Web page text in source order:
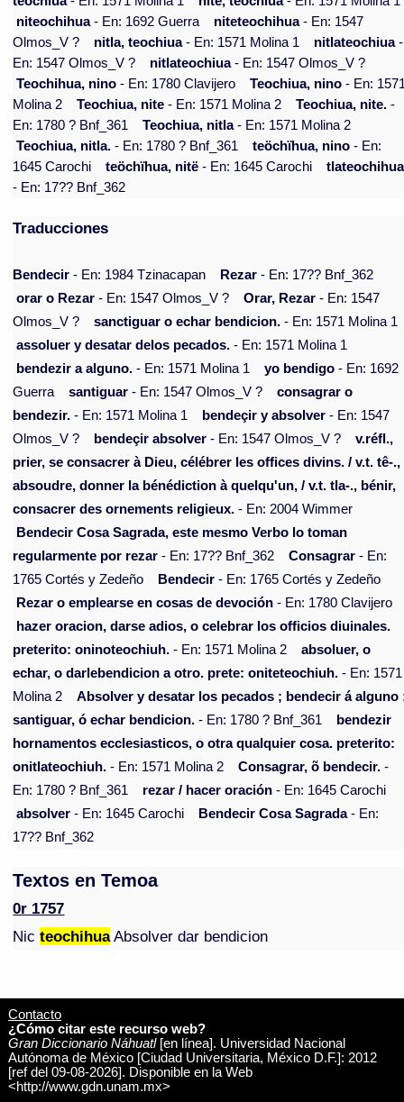
niteochihua- En: 1692 Guerra niteteochihua- En: 1547
Olmos_V ?
nitla, teochiua- En: 1571 Molina 1 nitlateochiua-
En: 1547 Olmos_V ?
nitlateochiua- En: 1547 Olmos_V ?
Teochihua, nino - En: 1780 Clavijero Teochiua, nino - En:
Molina 2
Teochiua, nite - En: 1571 Molina 2 Teochiua, nite. -
En: 1780 ? Bnf_361
Teochiua, nitla- En: 1571 Molina 2
Teochiua, nitla. - En: 1780 ? Bnf_361 teöchïhua, nino - En:
1645 Carochi
teöchïhua, nitë - En: 1645 Carochi
tlateochihua
- En: 17?? Bnf_362
Traducciones
Bendecir - En: 1984 Tzinacapan Rezar - En: 17?? Bnf_362
orar o Rezar - En: 1547 Olmos_V ? Orar, Rezar - En: 1547
Olmos_V ?
sanctiguar o echar bendicion. - En: 1571 Molina 1
assoluer y desatar delos pecados. - En: 1571 Molina 1
bendezir a alguno. - En: 1571 Molina 1 yo bendigo - En: 1692
Guerra
santiguar - En: 1547 Olmos_V ?
consagrar o
bendezir. - En: 1571 Molina 1 bendeçir y absolver - En: 1547
Olmos_V ?
bendeçir absolver - En: 1547 Olmos_V ?
v.réfl.,
prier, se consacrer à Dieu, célébrer les offices divins. / v.t. tê-.,
absoudre, donner la bénédiction à quelqu'un, / v.t. tla-., bénir,
consacrer des ornements religieux. - En: 2004 Wimmer
Bendecir Cosa Sagrada, este mesmo Verbo lo toman
regularmente por rezar - En: 17?? Bnf_362 Consagrar - En:
1765 Cortés y Zedeño
Bendecir - En: 1765 Cortés y Zedeño
Rezar o emplearse en cosas de devoción - En: 1780 Clavijero
hazer oracion, darse adios, o celebrar los officios diuinales.
preterito: oninoteochiuh. - En: 1571 Molina 2
absoluer, o
echar, o darlebendicion a otro. prete: oniteteochiuh. - En: 1571
Molina 2
Absolver y desatar los pecados ; bendecir á alguno
santiguar, ó echar bendicion. - En: 1780 ? Bnf_361
bendezir
hornamentos ecclesiasticos, o otra qualquier cosa. preterito:
onitlateochiuh. - En: 1571 Molina 2 Consagrar, õ bendecir. -
En: 1780 ? Bnf_361
rezar / hacer oración - En: 1645 Carochi
absolver - En: 1645 Carochi Bendecir Cosa Sagrada- En:
17?? Bnf_362
Textos en Temoa
0r 1757
NicteochihuaAbsolver dar bendicion
Contacto
¿Cómo citar este recurso web?
Gran Diccionario Náhuatl[en línea]. Universidad Nacional
Autónoma de México [Ciudad Universitaria, México D.F.]: 2012
[ref del 09-08-2026]. Disponible en la Web
<http://www.gdn.unam.mx>